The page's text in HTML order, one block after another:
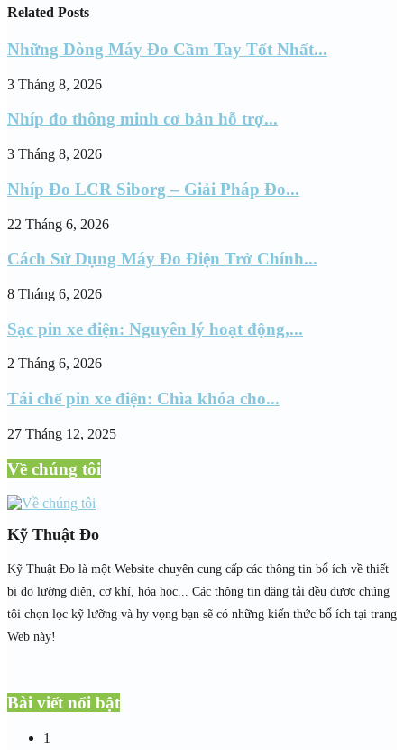
Related Posts
Những Dòng Máy Đo Cầm Tay Tốt Nhất...
3 Tháng 8, 2026
Nhíp đo thông minh cơ bản hỗ trợ...
3 Tháng 8, 2026
Nhíp Đo LCR Siborg – Giải Pháp Đo...
22 Tháng 6, 2026
Cách Sử Dụng Máy Đo Điện Trở Chính...
8 Tháng 6, 2026
Sạc pin xe điện: Nguyên lý hoạt động,...
2 Tháng 6, 2026
Tái chế pin xe điện: Chìa khóa cho...
27 Tháng 12, 2025
Về chúng tôi
Kỹ Thuật Đo
Kỹ Thuật Đo là một Website chuyên cung cấp các thông tin bổ ích về thiết
bị đo lường điện, cơ khí, hóa học... Các thông tin đăng tải đều được chúng
tôi chọn lọc kỹ lưỡng và hy vọng bạn sẽ có những kiến thức bổ ích tại trang
Web này!
Bài viết nổi bật
1